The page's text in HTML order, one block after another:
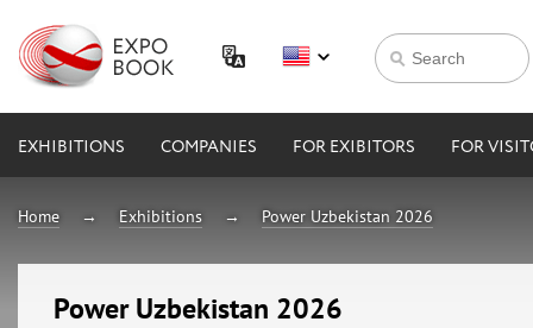
EXHIBITIONS COMPANIES FOR EXIBITORS FOR
Home Exhibitions Power Uzbekistan 2026
Power Uzbekistan 2026